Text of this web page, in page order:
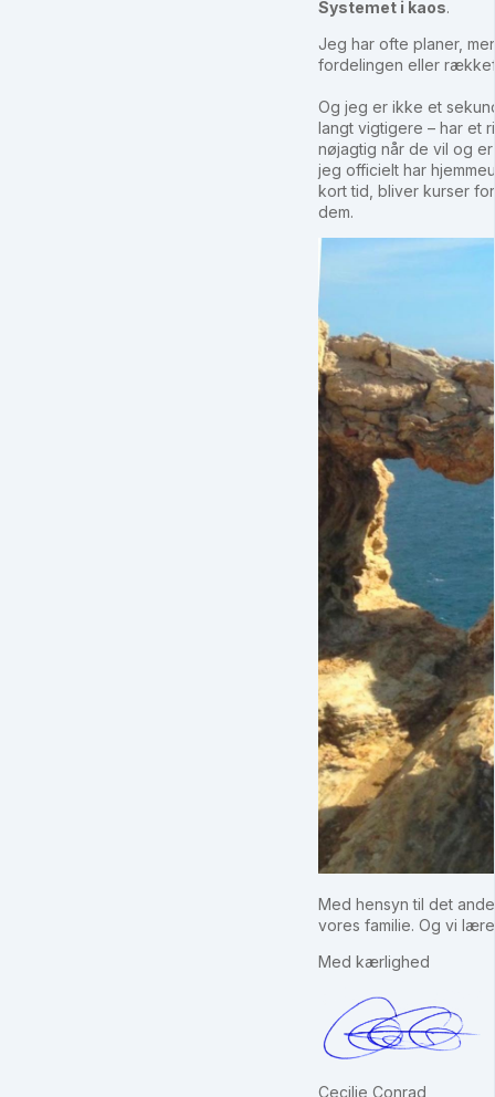
Systemet i kaos.
Jeg har ofte planer,
fordelingen eller
Og jeg er ikke et
langt vigtigere – har et
nøjagtig når de vil og
jeg officielt har
kort tid, bliver kurser
dem.
Med hensyn til det
vores familie. Og vi
Med kærlighed
Cecilie Conrad